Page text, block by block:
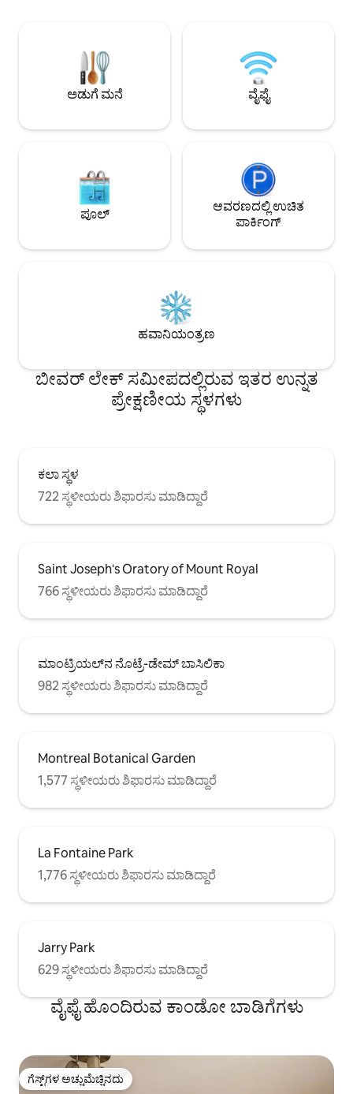
ಸಂಪೂರ್ಣವಾಗಿ ಸುಸಜ್ಜಿತವಾದ ಅಡುಗೆಮನೆ, ಹೈ
ಸ್ಪೀಡ್ ವೈಫೈ, ಕೀಲಿಕೈ ಇಲ್ಲದ ಪ್ರವೇಶ ಮತ್ತು
ಎಲಿವೇಟರ್.
ಸೂಕ್ತವಾಗಿದೆ. ಈ ಸ್ಥಳವು 2 ಕಿಂಗ್ ಬೆಡ್‌ರೂಮ್‌ಗಳನ್ನು
ಹೊಂದಿದೆ, ಎತ್ತರದ 3
ಲಿವಿಂಗ್ ಸ್ಪೇಸ್ ಅನ್ನು
ಅಡುಗೆ ಮನೆ ವೈಫೈ
ಪೂಲ್
ಆವರಣದಲ್ಲಿ ಉಚಿತ
ಪಾರ್ಕಿಂಗ್
ಹವಾನಿಯಂತ್ರಣ
ಬೀವರ್ ಲೇಕ್ ಸಮೀಪದಲ್ಲಿರುವ ಇತರ ಉನ್ನತ
ಪ್ರೇಕ್ಷಣೀಯ ಸ್ಥಳಗಳು
ಕಲಾ ಸ್ಥಳ
722 ಸ್ಥಳೀಯರು ಶಿಫಾರಸು ಮಾಡಿದ್ದಾರೆ
Saint Joseph's Oratory of Mount Royal
766 ಸ್ಥಳೀಯರು ಶಿಫಾರಸು ಮಾಡಿದ್ದಾರೆ
ಮಾಂಟ್ರಿಯಲ್‌ನ ನೊಟ್ರೆ-ಡೇಮ್ ಬಾಸಿಲಿಕಾ
982 ಸ್ಥಳೀಯರು ಶಿಫಾರಸು ಮಾಡಿದ್ದಾರೆ
Montreal Botanical Garden
1,577 ಸ್ಥಳೀಯರು ಶಿಫಾರಸು ಮಾಡಿದ್ದಾರೆ
La Fontaine Park
1,776 ಸ್ಥಳೀಯರು ಶಿಫಾರಸು ಮಾಡಿದ್ದಾರೆ
Jarry Park
629 ಸ್ಥಳೀಯರು ಶಿಫಾರಸು ಮಾಡಿದ್ದಾರೆ
ವೈಫೈ ಹೊಂದಿರುವ ಕಾಂಡೋ ಬಾಡಿಗೆಗಳು
ಗೆಸ್ಟ್‌ಗಳ ಅಚ್ಚುಮೆಚ್ಚಿನದು
ಗೆಸ್ಟ್‌ಗಳ ಅಚ್ಚುಮೆಚ್ಚಿನದು